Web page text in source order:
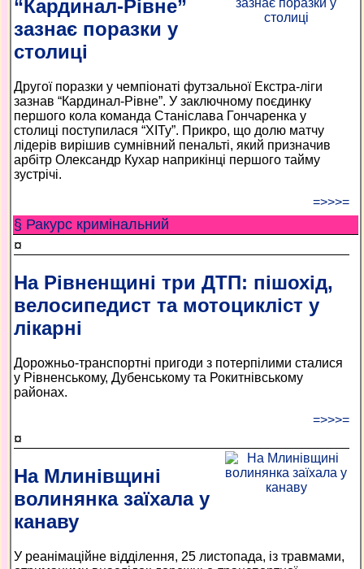
“Кардинал-Рівне”
зазнає поразки у
столиці
Другої поразки у чемпіонаті футзальної Екстра-ліги
зазнав “Кардинал-Рівне”. У заключному поєдинку
першого кола команда Станіслава Гончаренка у
столиці поступилася “ХІТу”. Прикро, що долю матчу
лідерів вирішив сумнівний пенальті, який призначив
арбітр Олександр Кухар наприкінці першого тайму
зустрічі.
=>>>=
§ Ракурс кримінальний
¤
На Рівненщині три ДТП: пішохід,
велосипедист та мотоцикліст у
лікарні
Дорожньо-транспортні пригоди з потерпілими сталися
у Рівненському, Дубенському та Рокитнівському
районах.
=>>>=
¤
На Млинівщині
волинянка заїхала у
канаву
У реанімаційне відділення, 25 листопада, із травмами,